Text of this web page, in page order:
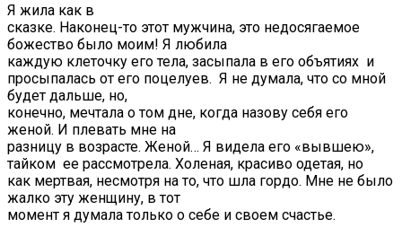
Я жила как в
сказке. Наконец-то этот мужчина, это недосягаемое
божество было моим! Я любила
каждую клеточку его тела, засыпала в его объятиях и
просыпалась от его поцелуев. Я не думала, что со мной
будет дальше, но,
конечно, мечтала о том дне, когда назову себя его
женой. И плевать мне на
разницу в возрасте. Женой… Я видела его «вывшею»,
тайком ее рассмотрела. Холеная, красиво одетая, но
как мертвая, несмотря на то, что шла гордо. Мне не было
жалко эту женщину, в тот
момент я думала только о себе и своем счастье.